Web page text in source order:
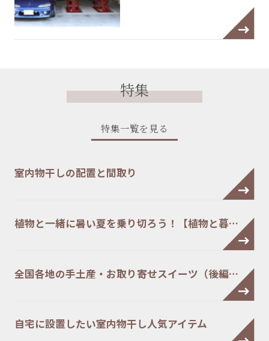
特集
特集一覧を見る
室内物干しの配置と間取り
植物と一緒に暑い夏を乗り切ろう！【植物と暮…
全国各地の手土産・お取り寄せスイーツ（後編…
自宅に設置したい室内物干し人気アイテム